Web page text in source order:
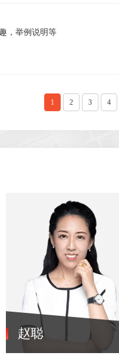
，举例说明等
1 2 3 4
赵聪